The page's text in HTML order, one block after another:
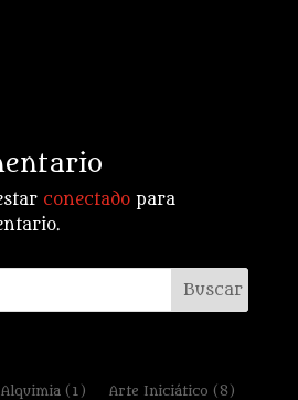
conectadopara
Alquimia(1) Arte Iniciático (8)